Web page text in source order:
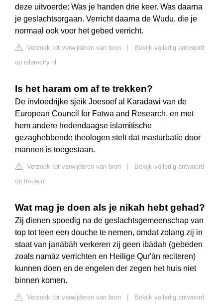
deze uitvoerde: Was je handen drie keer. Was daarna
je geslachtsorgaan. Verricht daarna de Wudu, die je
normaal ook voor het gebed verricht.
Verzoek tot verwijderen van bron
Bekijk volledig antwoord
op islamcity.nl
Is het haram om af te trekken?
De invloedrijke sjeik Joesoef al Karadawi van de
European Council for Fatwa and Research, en met
hem andere hedendaagse islamitische
gezaghebbende theologen stelt dat masturbatie door
mannen is toegestaan.
Verzoek tot verwijderen van bron
Bekijk volledig antwoord
op trouw.nl
Wat mag je doen als je nikah hebt gehad?
Zij dienen spoedig na de geslachtsgemeenschap van
top tot teen een douche te nemen, omdat zolang zij in
staat van janābāh verkeren zij geen ibādah (gebeden
zoals namāz verrichten en Heilige Qur'ān reciteren)
kunnen doen en de engelen der zegen het huis niet
binnen komen.
Verzoek tot verwijderen van bron
Bekijk volledig antwoord